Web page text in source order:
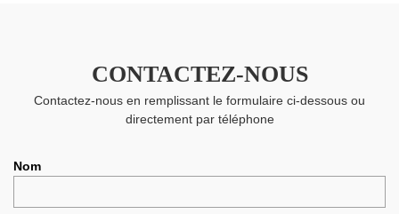
CONTACTEZ-NOUS
Contactez-nous en remplissant le formulaire ci-dessous ou
directement par téléphone
Nom